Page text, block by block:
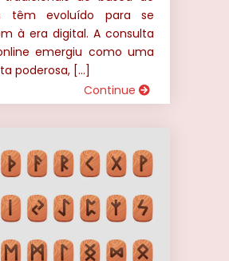
têm evoluído para se
à era digital. A consulta
emergiu como uma
poderosa, […]
Continue